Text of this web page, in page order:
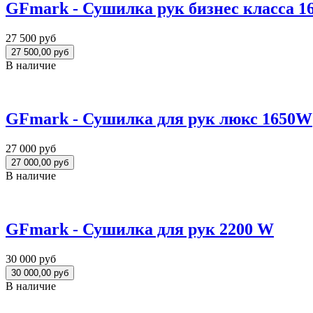
GFmark - Сушилка рук бизнес класса
27 500 руб
В наличие
GFmark - Сушилка для рук люкс 1650W
27 000 руб
В наличие
GFmark - Сушилка для рук 2200 W
30 000 руб
В наличие